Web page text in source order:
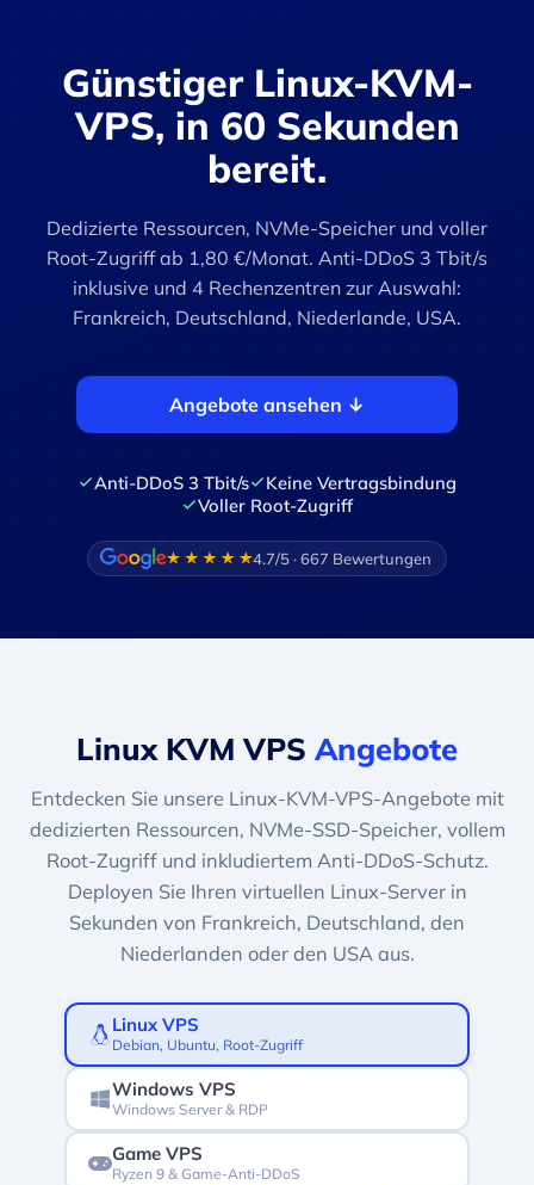
Günstiger Linux-KVM-
VPS, in 60 Sekunden
bereit.
Dedizierte Ressourcen, NVMe-Speicher und voller
Root-Zugriff ab 1,80 €/Monat. Anti-DDoS 3 Tbit/s
inklusive und 4 Rechenzentren zur Auswahl:
Frankreich, Deutschland, Niederlande, USA.
Angebote ansehen ↓
Anti-DDoS 3 Tbit/s
Keine Vertragsbindung
Voller Root-Zugriff
4.7/5 · 667 Bewertungen
Linux KVM VPS Angebote
Entdecken Sie unsere Linux-KVM-VPS-Angebote mit
dedizierten Ressourcen, NVMe-SSD-Speicher, vollem
Root-Zugriff und inkludiertem Anti-DDoS-Schutz.
Deployen Sie Ihren virtuellen Linux-Server in
Sekunden von Frankreich, Deutschland, den
Niederlanden oder den USA aus.
Linux VPS
Debian, Ubuntu, Root-Zugriff
Windows VPS
Windows Server & RDP
Game VPS
Ryzen 9 & Game-Anti-DDoS